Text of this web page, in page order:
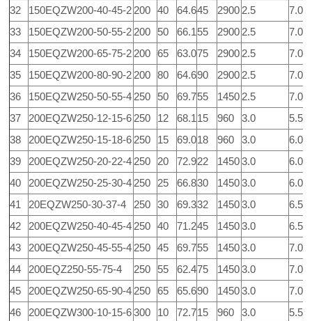
32
150EQZW200-40-45-2 200 40 64.645 2900 2.5
7.0
33
150EQZW200-50-55-2 200 50 66.1 55 2900 2.5
7.0
34
150EQZW200-65-75-2 200 65 63.075 2900 2.5
7.0
35
150EQZW200-80-90-2 200 80 64.690 2900 2.5
7.0
36
150EQZW250-50-55-4 250 50 69.755 1450 2.5
7.0
37
200EQZW250-12-15-6 250 12 68.1 15 960 3.0
5.5
38
200EQZW250-15-18-6 250 15 69.018 960 3.0
6.0
39
200EQZW250-20-22-4 250 20 72.922 1450 3.0
6.0 0
40
200EQZW250-25-30-4 250 25 66.830 1450 3.0
6.0
41
20EQZW250-30-37-4 250 30 69.332 1450 3.0
6.5
42
200EQZW250-40-45-4 250 40 71.245 1450 3.0
6.5
43
200EQZW250-45-55-4 250 45 69.755 1450 3.0
7.0
44
200EQZ250-55-75-4 250 55 62.475 1450 3.0
7.0
45
200EQZW250-65-90-4 250 65 65.690 1450 3.0
7.0
46
200EQZW300-10-15-6 300 10 72.715 960 3.0 5.5